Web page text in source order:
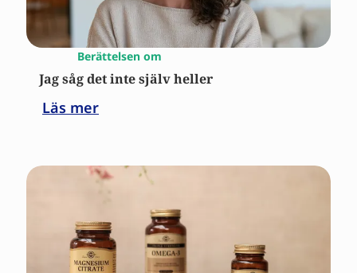
Berättelsen om
Jag såg det inte själv heller
Läs mer